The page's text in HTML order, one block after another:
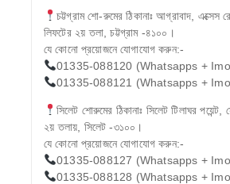
চট্টগ্রাম শো-রুমের ঠিকানাঃ আগ্রাবাদ,
লিফটের ২য় তলা, চট্টগ্রাম -৪১০০।
যে কোনো প্রয়োজনে যোগাযোগ করুন:-
01335-088120 (Whatsapps +
01335-088121 (Whatsapps +
সিলেট শোরুমের ঠিকানাঃ সিলেট টিলাঘর
২য় তলায়, সিলেট -৩১০০।
যে কোনো প্রয়োজনে যোগাযোগ করুন:-
01335-088127 (Whatsapps +
01335-088128 (Whatsapps +